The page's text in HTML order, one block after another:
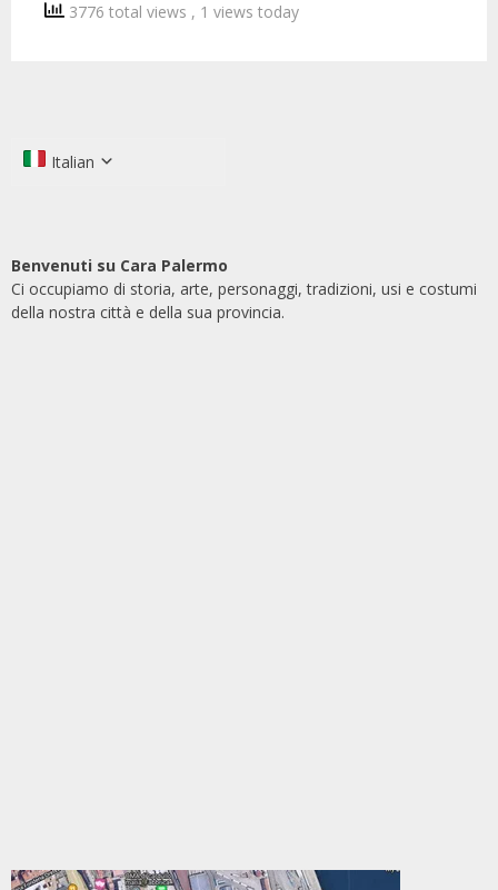
3776 total views , 1 views today
Italian
Benvenuti su Cara Palermo
Ci occupiamo di storia, arte, personaggi, tradizioni, usi e costumi
della nostra città e della sua provincia.